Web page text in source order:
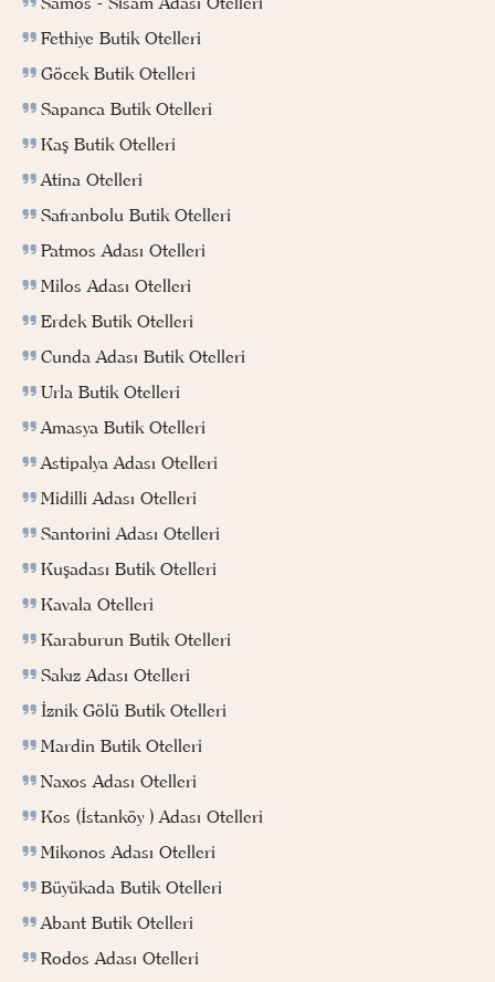
Fethiye Butik Otelleri
Göcek Butik Otelleri
Sapanca Butik Otelleri
Kaş Butik Otelleri
Atina Otelleri
Safranbolu Butik Otelleri
Patmos Adası Otelleri
Milos Adası Otelleri
Erdek Butik Otelleri
Cunda Adası Butik Otelleri
Urla Butik Otelleri
Amasya Butik Otelleri
Astipalya Adası Otelleri
Midilli Adası Otelleri
Santorini Adası Otelleri
Kuşadası Butik Otelleri
Kavala Otelleri
Karaburun Butik Otelleri
Sakız Adası Otelleri
İznik Gölü Butik Otelleri
Mardin Butik Otelleri
Naxos Adası Otelleri
Kos (İstanköy ) Adası Otelleri
Mikonos Adası Otelleri
Büyükada Butik Otelleri
Abant Butik Otelleri
Rodos Adası Otelleri